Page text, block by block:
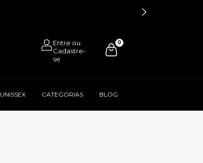
0
UNISSEX CATEGORIAS BLOG